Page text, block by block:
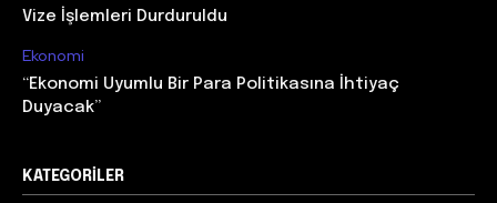
Vize İşlemleri Durduruldu
Ekonomi
“Ekonomi Uyumlu Bir Para Politikasına İhtiyaç
Duyacak”
KATEGORILER